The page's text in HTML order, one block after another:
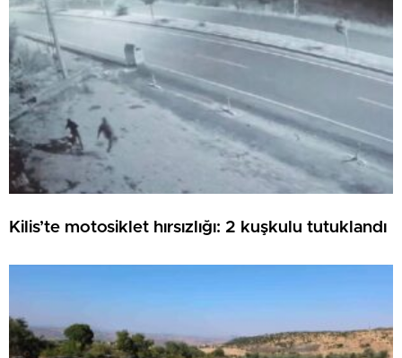
Kilis’te motosiklet hırsızlığı: 2 kuşkulu tutuklandı